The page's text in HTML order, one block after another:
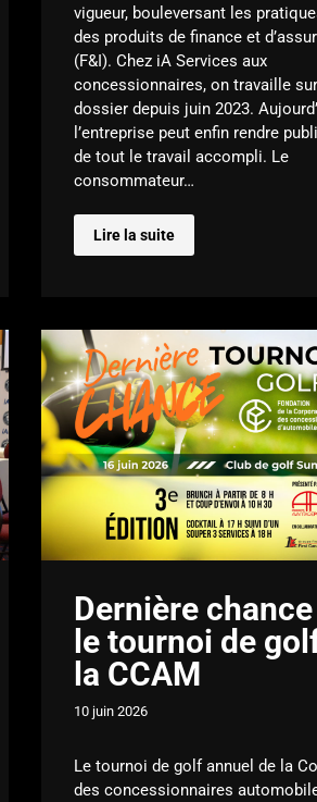
vigueur, bouleversant les
des produits de finance et
(F&I). Chez iA Services aux
concessionnaires, on travaille
dossier depuis juin 2023.
l’entreprise peut enfin rendre
de tout le travail accompli. Le
consommateur…
Lire la suite
Dernière
le tournoi de
la CCAM
10 juin 2026
Le tournoi de golf annuel de la
des concessionnaires